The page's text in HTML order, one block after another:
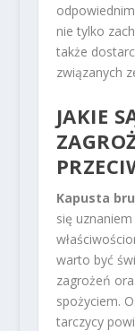
nie tylko
także
związanych
JAKIE
Kapusta
się
warto być
zagrożeń
spożyciem.
tarczycy